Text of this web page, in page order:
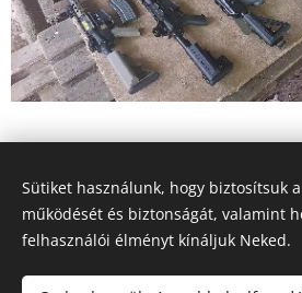
Minden jog fenntartva
Árnyak Farkasai Airsoft Team
Sütiket használunk, hogy biztosítsuk
működését és biztonságát, valamint
felhasználói élményt kínáljuk Neked.